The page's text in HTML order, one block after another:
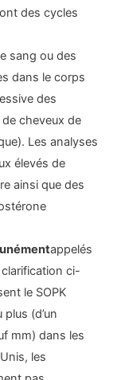
des cycles
sang ou des
dans le corps
des
cheveux de
Les analyses
élevés de
ainsi que des
appelés
ci-
le SOPK
(d’un
mm) dans les
les